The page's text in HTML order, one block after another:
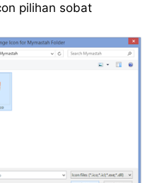
pilihan sobat